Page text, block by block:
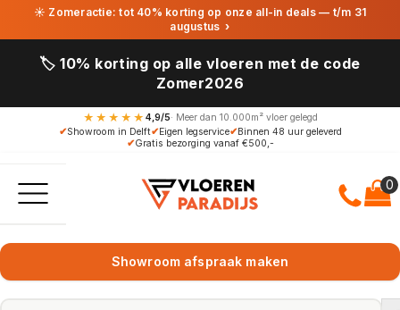
☀ Zomeractie: tot 40% korting op onze all-in deals — t/m 31
augustus ›
🏷️ 10% korting op alle vloeren met de code
Zomer2026
★★★★★ 4,9/5· Meer dan 10.000m² vloer gelegd
✔Showroom in Delft✔Eigen legservice✔Binnen 48 uur geleverd
✔Gratis bezorging vanaf €500,-
Showroom afspraak maken